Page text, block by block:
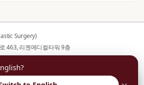
Surgery)
463, 리젠메디컬타워 9층
자 김의건
16:00 / 일·공휴일 휴진